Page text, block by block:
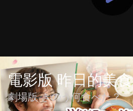
電影版 昨日的美食
劇場版 きのう何食べた？